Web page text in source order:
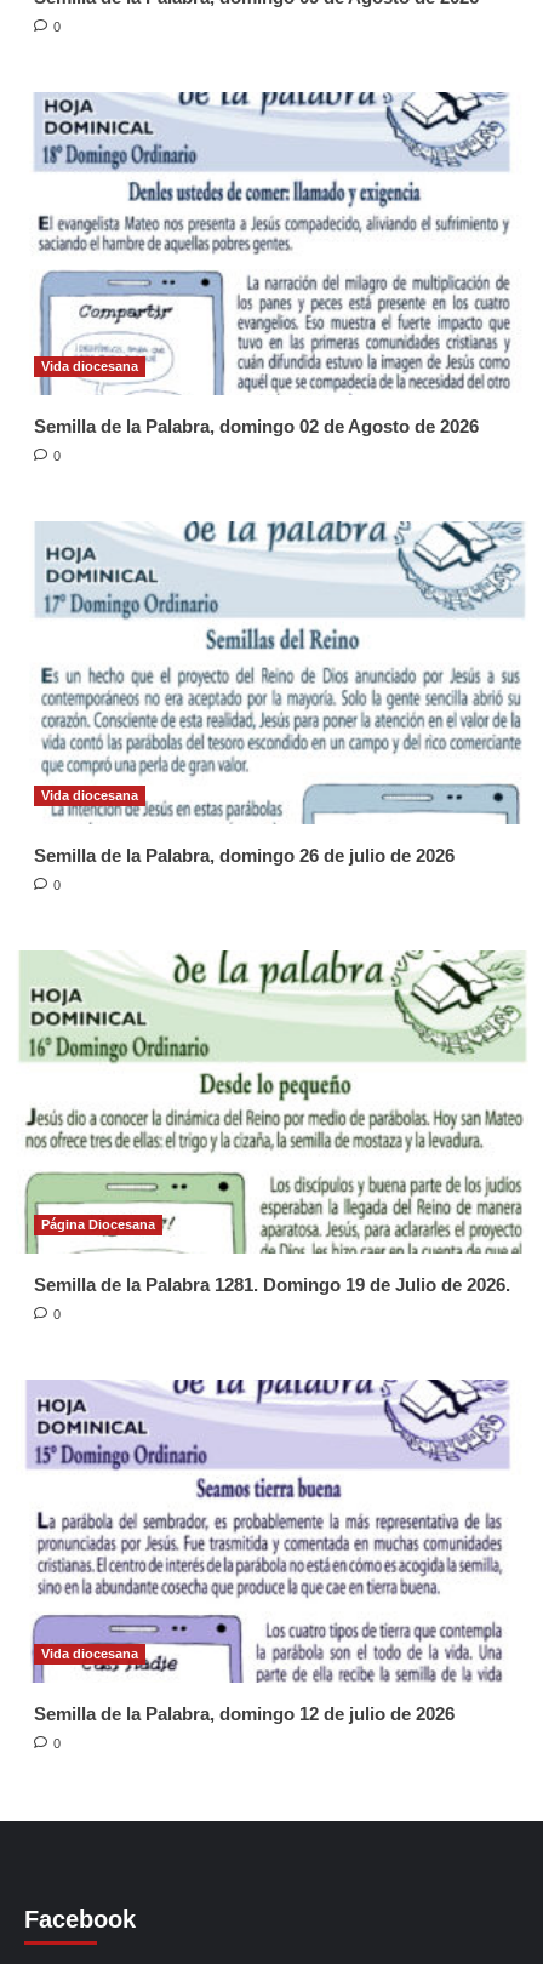
0
Vida diocesana
Semilla de la Palabra, domingo 02 de Agosto de 2026
0
Vida diocesana
Semilla de la Palabra, domingo 26 de julio de 2026
0
Página Diocesana
Semilla de la Palabra 1281. Domingo 19 de Julio de 2026.
0
Vida diocesana
Semilla de la Palabra, domingo 12 de julio de 2026
0
Facebook